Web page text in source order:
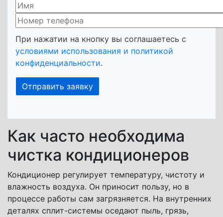
При нажатии на кнопку вы соглашаетесь с
условиями использования и политикой
конфиденциальности.
Как часто необходима
чистка кондиционеров
Кондиционер регулирует температуру, чистоту и
влажность воздуха. Он приносит пользу, но в
процессе работы сам загрязняется. На внутренних
деталях сплит-системы оседают пыль, грязь,